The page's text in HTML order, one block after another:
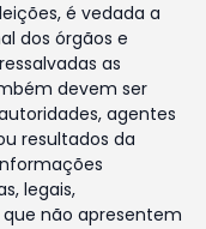
é vedada a
dos órgãos e
as
devem ser
agentes
resultados da
legais,
não apresentem